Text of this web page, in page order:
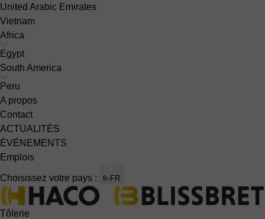
United Arabic Emirates
Vietnam
Africa
Egypt
South America
Peru
A propos
Contact
ACTUALITÉS
ÉVÉNEMENTS
Emplois
Choisissez votre pays : fr-FR
Tôlerie